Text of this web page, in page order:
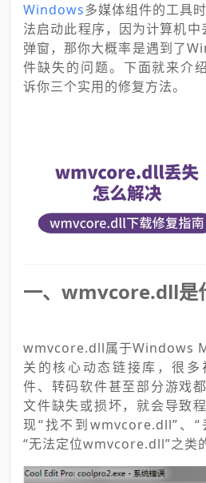
Windows多媒体组件的工具
法启动此程序，因为计算机
弹窗，那你大概率是遇到了
件缺失的问题。下面就来介
诉你三个实用的修复方法。
一、wmvcore.dll是
wmvcore.dll属于Windows
关的核心动态链接库，很
件、转码软件甚至部分游戏
文件缺失或损坏，就会导致
现“找不到wmvcore.dll”、“
“无法定位wmvcore.dll”之类